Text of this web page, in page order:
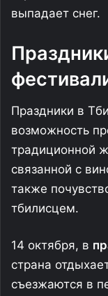
выпадает снег.
Праздники в
возможность
традиционной
связанной с
также
тбилисцем.
14 октября, в
страна
съезжаются в